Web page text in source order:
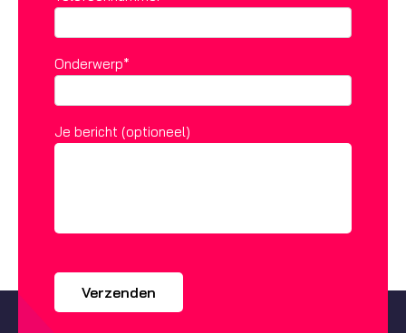
Onderwerp*
Je bericht (optioneel)